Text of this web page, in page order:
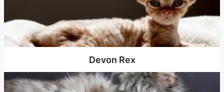
Devon Rex